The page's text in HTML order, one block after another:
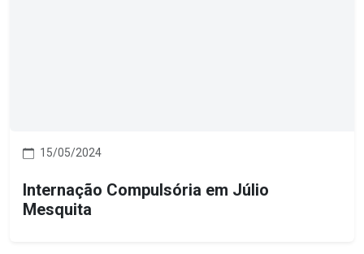
15/05/2024
Internação Compulsória em Júlio
Mesquita